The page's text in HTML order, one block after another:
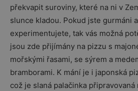
překvapit suroviny, které na ni v
slunce kladou. Pokud jste gurmáni
experimentujete, tak vás možná
jsou zde přijímány na pizzu s
mořskými řasami, se sýrem a
bramborami. K mání je i japonská
což je slaná palačinka